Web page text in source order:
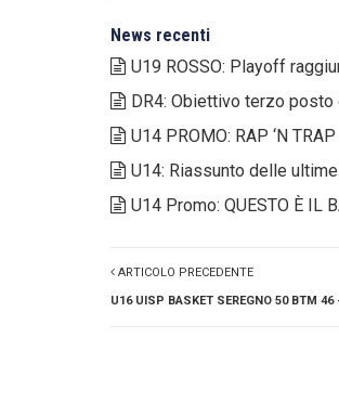
News recenti
U19 ROSSO: Playoff
DR4: Obiettivo terzo posto
U14 PROMO: RAP ‘N TRAP
U14: Riassunto delle
U14 Promo: QUESTO È IL
ARTICOLO PRECEDENTE
U16 UISP BASKET SEREGNO 50 BTM